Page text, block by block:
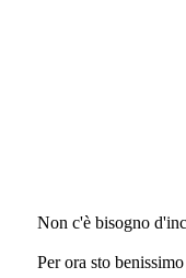
Non c'è bisogno
Per ora sto